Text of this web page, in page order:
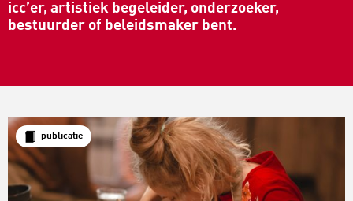
icc’er, artistiek begeleider, onderzoeker,
bestuurder of beleidsmaker bent.
publicatie